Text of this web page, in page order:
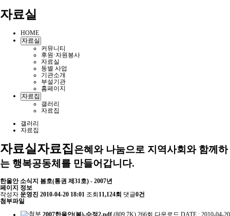
자료실
HOME
자료실
커뮤니티
후원·자원봉사
자료실
동별 사업
기관소개
부설기관
홈페이지
자료집
갤러리
자료집
갤러리
자료집
자료실자료집은혜와 나눔으로 지역사회와 함께하
는 행복공동체를 만들어갑니다.
한울안 소식지 봄호(통권 제31호) - 2007년
페이지 정보
작성자 운영진 2010-04-20 18:01 조회 11,124회 댓글0건
첨부파일
2007한울안(봄)-수정2.pdf(809.7K) 266회 다운로드 DATE : 2010-04-20